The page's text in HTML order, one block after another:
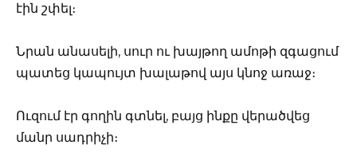
էին շփել։
Նրան անասելի, սուր ու խայթող ամոթի զգացում
պատեց կապույտ խալաթով այս կնոջ առաջ։
Ուզում էր գողին գտնել, բայց ինքը վերածվեց
մանր սադրիչի։